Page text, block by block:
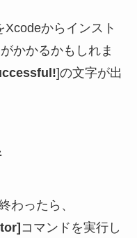
からインスト
かかるかもしれま
]の文字が出
わったら、
コマンドを実行し